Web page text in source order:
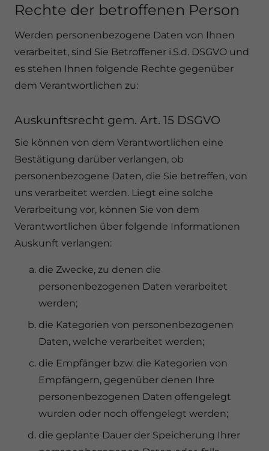
Rechte der betroffenen Person
Werden personenbezogene Daten von Ihnen
verarbeitet, sind Sie Betroffener i.S.d. DSGVO und
es stehen Ihnen folgende Rechte gegenüber
dem Verantwortlichen zu:
Auskunftsrecht gem. Art. 15 DSGVO
Sie können von dem Verantwortlichen eine
Bestätigung darüber verlangen, ob
personenbezogene Daten, die Sie betreffen, von
uns verarbeitet werden. Liegt eine solche
Verarbeitung vor, können Sie von dem
Verantwortlichen über folgende Informationen
Auskunft verlangen:
die Zwecke, zu denen die
personenbezogenen Daten verarbeitet
werden;
die Kategorien von personenbezogenen
Daten, welche verarbeitet werden;
die Empfänger bzw. die Kategorien von
Empfängern, gegenüber denen Ihre
personenbezogenen Daten offengelegt
wurden oder noch offengelegt werden;
die geplante Dauer der Speicherung Ihrer